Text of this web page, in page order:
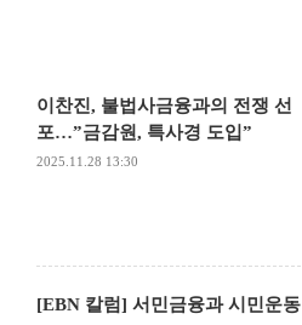
이찬진, 불법사금융과의 전쟁 선
포…”금감원, 특사경 도입”
2025.11.28 13:30
[EBN 칼럼] 서민금융과 시민운동